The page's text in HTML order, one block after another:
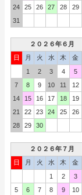
24
25 26 27 28 29
31
２０２６年６月
日
月 火 水 木 金
1
2 3 4 5
7
8 9 10 11 12
14
15 16 17 18 19
21
22 23 24 25 26
28
29 30
２０２６年７月
日
月 火 水 木 金
1
2 3
5
6 7 8 9 10